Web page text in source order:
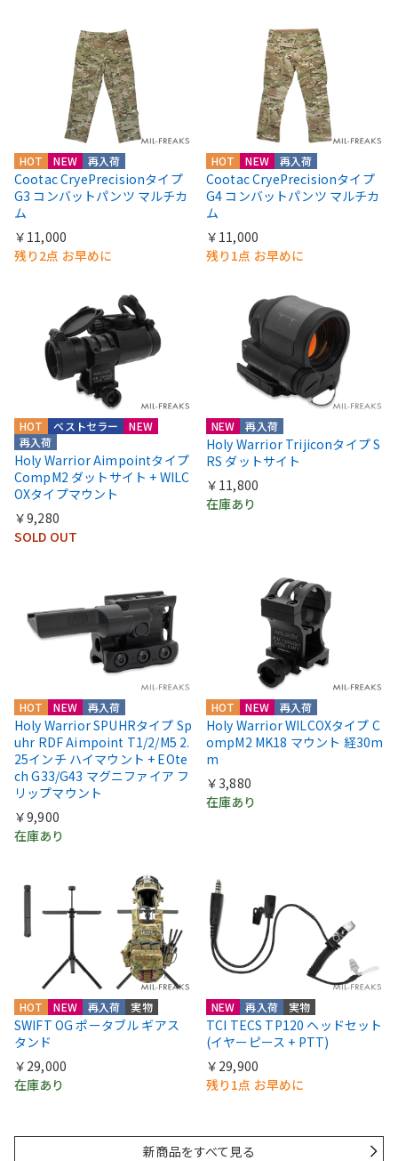
HOT NEW 再入荷
Cootac CryePrecisionタイプ
G3 コンバットパンツ マルチカ
ム
￥11,000
残り2点 お早めに
HOT NEW 再入荷
Cootac CryePrecisionタイプ
G4 コンバットパンツ マルチカ
ム
￥11,000
残り1点 お早めに
HOT
NEW
再入荷
ベストセラー
Holy Warrior Aimpointタイプ
CompM2 ダットサイト + WILC
OXタイプマウント
￥9,280
SOLD OUT
NEW 再入荷
Holy Warrior Trijiconタイプ S
RS ダットサイト
￥11,800
在庫あり
HOT NEW 再入荷
Holy Warrior SPUHRタイプ Sp
uhr RDF Aimpoint T1/2/M5 2.
25インチ ハイマウント + EOte
ch G33/G43 マグニファイア フ
リップマウント
￥9,900
在庫あり
HOT NEW 再入荷
Holy Warrior WILCOXタイプ C
ompM2 MK18 マウント 経30m
m
￥3,880
在庫あり
HOT NEW 再入荷 実物
SWIFT OG ポータブル ギアス
タンド
￥29,000
在庫あり
NEW 再入荷 実物
TCI TECS TP120 ヘッドセット
(イヤーピース + PTT)
￥29,900
残り1点 お早めに
新商品をすべて見る